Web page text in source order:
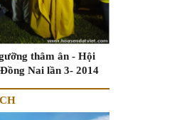
thâm ân - Hội
Nai lần 3- 2014